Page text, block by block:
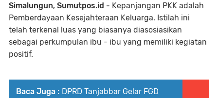
Simalungun, Sumutpos.id - Kepanjangan PKK adalah
Pemberdayaan Kesejahteraan Keluarga. Istilah ini
telah terkenal luas yang biasanya diasosiasikan
sebagai perkumpulan ibu - ibu yang memiliki kegiatan
positif.
Baca Juga : DPRD Tanjabbar Gelar FGD